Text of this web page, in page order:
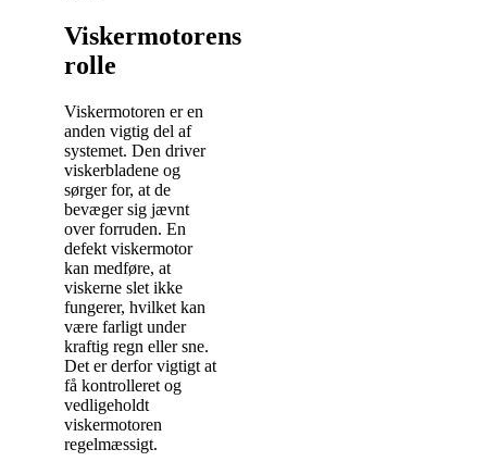
Viskermotorens
rolle
Viskermotoren er en
anden vigtig del af
systemet. Den driver
viskerbladene og
sørger for, at de
bevæger sig jævnt
over forruden. En
defekt viskermotor
kan medføre, at
viskerne slet ikke
fungerer, hvilket kan
være farligt under
kraftig regn eller sne.
Det er derfor vigtigt at
få kontrolleret og
vedligeholdt
viskermotoren
regelmæssigt.